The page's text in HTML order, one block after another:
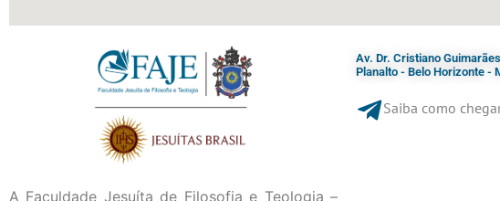
A Faculdade Jesuíta de Filosofia e Teologia –
Av. Dr. Cristiano
Planalto - Belo Horizonte -
Saiba como